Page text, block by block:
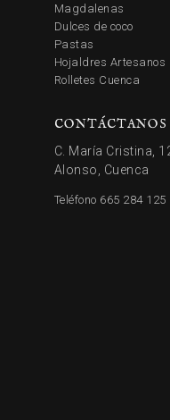
Magdalenas
Dulces de coco
Pastas
Hojaldres Artesanos
Rolletes Cuenca
CONTÁCTANOS
C. María Cristina,
Alonso, Cuenca
Teléfono 665 284 125